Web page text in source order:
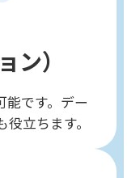
ン）
です。デー
立ちます。